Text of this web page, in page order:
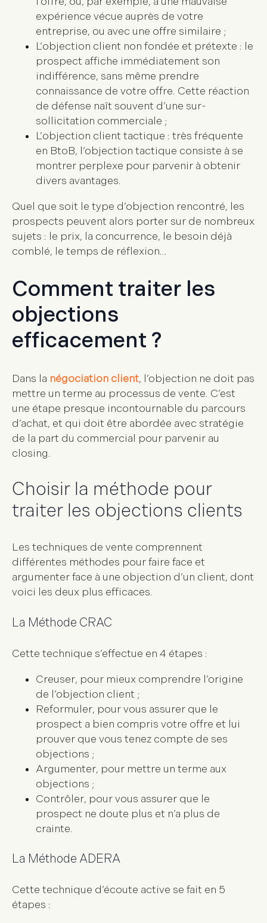
expérience vécue auprès de votre
entreprise, ou avec une offre similaire ;
L’objection client non fondée et prétexte : le
prospect affiche immédiatement son
indifférence, sans même prendre
connaissance de votre offre. Cette réaction
de défense naît souvent d’une sur-
sollicitation commerciale ;
L’objection client tactique : très fréquente
en BtoB, l’objection tactique consiste à se
montrer perplexe pour parvenir à obtenir
divers avantages.
Quel que soit le type d’objection rencontré, les
prospects peuvent alors porter sur de nombreux
sujets : le prix, la concurrence, le besoin déjà
comblé, le temps de réflexion…
Comment traiter les
objections
efficacement ?
Dans la négociation client, l’objection ne doit pas
mettre un terme au processus de vente. C’est
une étape presque incontournable du parcours
d’achat, et qui doit être abordée avec stratégie
de la part du commercial pour parvenir au
closing.
Choisir la méthode pour
traiter les objections clients
Les techniques de vente comprennent
différentes méthodes pour faire face et
argumenter face à une objection d’un client, dont
voici les deux plus efficaces.
La Méthode CRAC
Cette technique s’effectue en 4 étapes :
Creuser, pour mieux comprendre l’origine
de l’objection client ;
Reformuler, pour vous assurer que le
prospect a bien compris votre offre et lui
prouver que vous tenez compte de ses
objections ;
Argumenter, pour mettre un terme aux
objections ;
Contrôler, pour vous assurer que le
prospect ne doute plus et n’a plus de
crainte.
La Méthode ADERA
Cette technique d’écoute active se fait en 5
étapes :